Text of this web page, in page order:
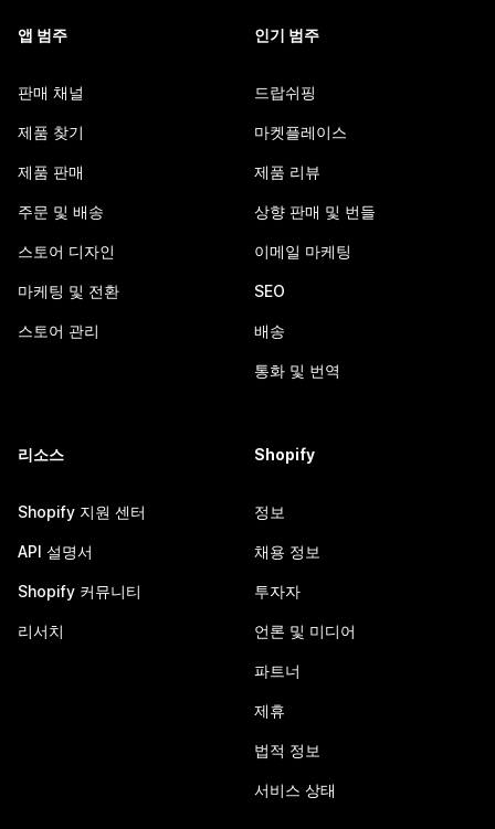
앱 범주
판매 채널
제품 찾기
제품 판매
주문 및 배송
스토어 디자인
마케팅 및 전환
스토어 관리
인기 범주
드랍쉬핑
마켓플레이스
제품 리뷰
상향 판매 및 번들
이메일 마케팅
SEO
배송
통화 및 번역
리소스
Shopify 지원 센터
API 설명서
Shopify 커뮤니티
리서치
Shopify
정보
채용 정보
투자자
언론 및 미디어
파트너
제휴
법적 정보
서비스 상태